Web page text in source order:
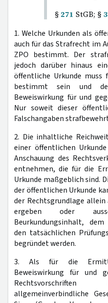
§ 271 StGB; §
1. Welche Urkunden als
auch für das Strafrecht im
ZPO bestimmt. Der
jedoch darüber hinaus
öffentliche Urkunde muss
bestimmt sein und
Beweiswirkung für und
Nur soweit dieser
Falschangaben
2. Die inhaltliche
einer öffentlichen
Anschauung des
entnehmen, die für die
Urkunde maßgeblich sind.
der öffentlichen Urkunde
der Rechtsgrundlage allein
ergeben oder
Beurkundungsinhalt,
den tatsächlichen
begründet werden.
3. Als für die
Beweiswirkung für und
allgemeinverbindliche